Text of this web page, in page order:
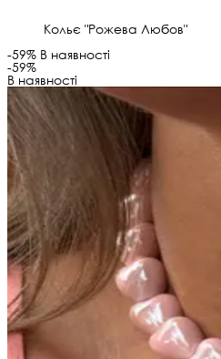
Кольє "Рожева Любов"
-59% В наявності
-59%
В наявності